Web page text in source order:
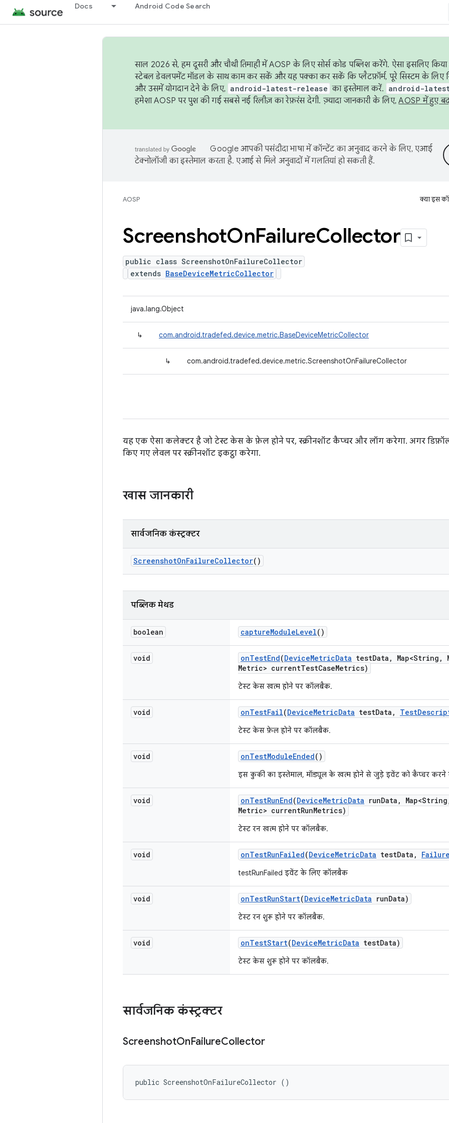
Docs Android Code Search
साल 2026 से, हम दूसरी और चौथी तिमाही में AOSP के लिए सोर्स कोड पब्लिश करेंगे. ऐसा इसलिए
स्टेबल डेवलपमेंट मॉडल के साथ काम कर सकें और यह पक्का कर सकें कि प्लैटफ़ॉर्म, पूरे सिस्टम के लिए
और उसमें योगदान देने के लिए, android-latest-release का इस्तेमाल करें. android-
हमेशा AOSP पर पुश की गई सबसे नई रिलीज़ का रेफ़रंस देगी. ज़्यादा जानकारी के लिए,AOSP में हुए
Google आपकी पसंदीदा भाषा में कॉन्टेंट का अनुवाद करने के लिए, एआई
टेक्नोलॉजी का इस्तेमाल करता है. एआई से मिले अनुवादों में गलतियां हो सकती हैं.
AOSP क्या इस
ScreenshotOnFailureCollector
public class ScreenshotOnFailureCollector
extends BaseDeviceMetricCollector
java.lang.Object
↳ com.android.tradefed.device.metric.BaseDeviceMetricCollector
↳ com.android.tradefed.device.metric.ScreenshotOnFailureCollector
यह एक ऐसा कलेक्टर है जो टेस्ट केस के फ़ेल होने पर, स्क्रीनशॉट कैप्चर और लॉग करेगा. अगर
किए गए लेवल पर स्क्रीनशॉट इकट्ठा करेगा.
खास जानकारी
सार्वजनिक कंस्ट्रक्टर
ScreenshotOnFailureCollector()
पब्लिक मेथड
boolean captureModuleLevel()
void onTestEnd(DeviceMetricData testData , Map<String ,
Metric> currentTestCaseMetrics)
टेस्ट केस खत्म होने पर कॉलबैक.
void onTestFail(DeviceMetricData testData , Test
टेस्ट केस फ़ेल होने पर कॉलबैक.
void onTestModuleEnded()
इस कुकी का इस्तेमाल, मॉड्यूल के खत्म होने से जुड़े इवेंट को कैप्चर करने
void onTestRunEnd(DeviceMetricData runData , Map<String
Metric> currentRunMetrics)
टेस्ट रन खत्म होने पर कॉलबैक.
void onTestRunFailed(DeviceMetricData testData , Failure
testRunFailed इवेंट के लिए कॉलबैक
void onTestRunStart(DeviceMetricData runData)
टेस्ट रन शुरू होने पर कॉलबैक.
void onTestStart(DeviceMetricData testData)
टेस्ट केस शुरू होने पर कॉलबैक.
सार्वजनिक कंस्ट्रक्टर
ScreenshotOnFailureCollector
public ScreenshotOnFailureCollector ()